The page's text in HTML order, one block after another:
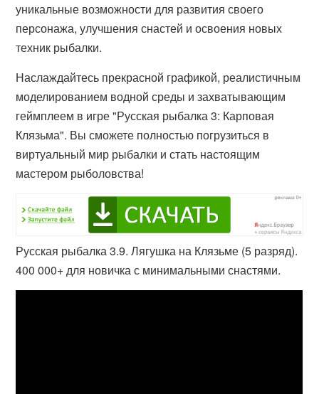
уникальные возможности для развития своего
персонажа, улучшения снастей и освоения новых
техник рыбалки.
Наслаждайтесь прекрасной графикой, реалистичным
моделированием водной среды и захватывающим
геймплеем в игре "Русская рыбалка 3: Карповая
Клязьма". Вы сможете полностью погрузиться в
виртуальный мир рыбалки и стать настоящим
мастером рыболовства!
Русская рыбалка 3.9. Лягушка на Клязьме (5 разряд).
400 000+ для новичка с минимальными снастями.